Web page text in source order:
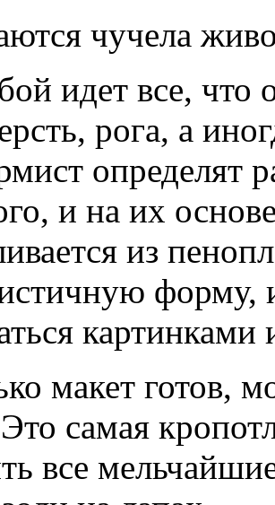
чучела
идет все,
рога, а
определят
и на их
из
форму,
макет готов,
самая
все